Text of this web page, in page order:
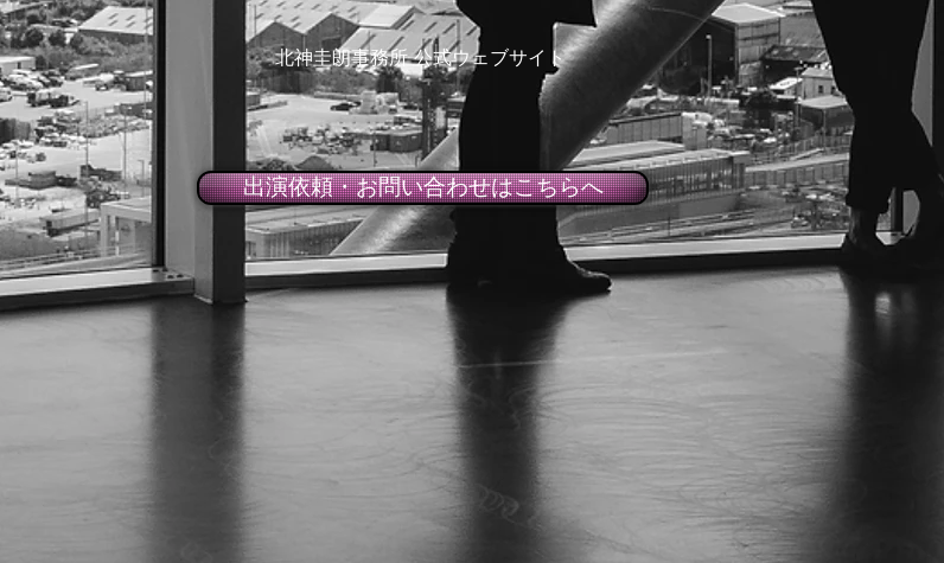
北神圭朗事務所 公式ウェブサイト
出演依頼・お問い合わせはこちらへ